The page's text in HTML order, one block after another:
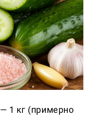
— 1 кг (примерно